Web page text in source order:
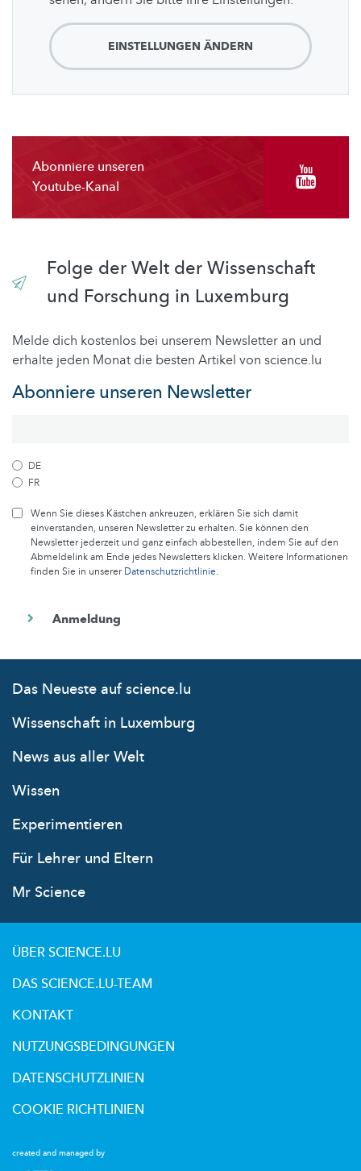
EINSTELLUNGEN ÄNDERN
Abonniere unseren
Youtube-Kanal
Folge der Welt der Wissenschaft
und Forschung in Luxemburg
Melde dich kostenlos bei unserem Newsletter an und
erhalte jeden Monat die besten Artikel von science.lu
Abonniere unseren Newsletter
DE
FR
Wenn Sie dieses Kästchen ankreuzen, erklären Sie sich damit
einverstanden, unseren Newsletter zu erhalten. Sie können den
Newsletter jederzeit und ganz einfach abbestellen, indem Sie auf den
Abmeldelink am Ende jedes Newsletters klicken. Weitere Informationen
finden Sie in unsererDatenschutzrichtlinie.
Das Neueste auf science.lu
Wissenschaft in Luxemburg
News aus aller Welt
Wissen
Experimentieren
Für Lehrer und Eltern
Mr Science
created and managed by
ÜBER SCIENCE.LU
DAS SCIENCE.LU-TEAM
KONTAKT
NUTZUNGSBEDINGUNGEN
DATENSCHUTZLINIEN
COOKIE RICHTLINIEN